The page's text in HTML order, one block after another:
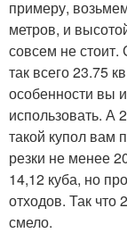
примеру,
метров, и
совсем не
так всего 23.75
особенности вы
использовать. А
такой купол вам
резки не менее
14,12 куба, но
отходов. Так что
смело.